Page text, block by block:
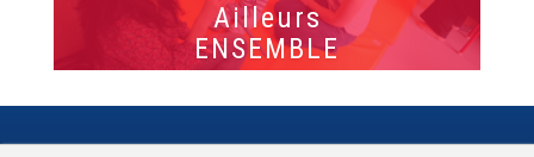
Ailleurs
ENSEMBLE